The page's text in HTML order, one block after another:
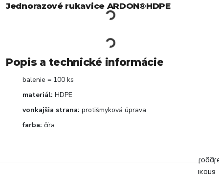
Jednorazové rukavice ARDON®HDPE
Popis a technické informácie
balenie = 100 ks
materiál: HDPE
vonkajšia strana: protišmyková úprava
farba: číra